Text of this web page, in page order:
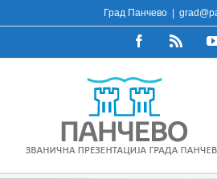
to
Град Панчево
FacebookRss